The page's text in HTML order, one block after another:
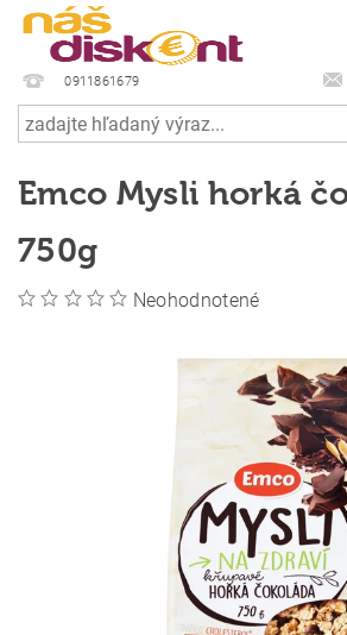
0911861679
Emco Mysli horká
750g
Neohodnotené